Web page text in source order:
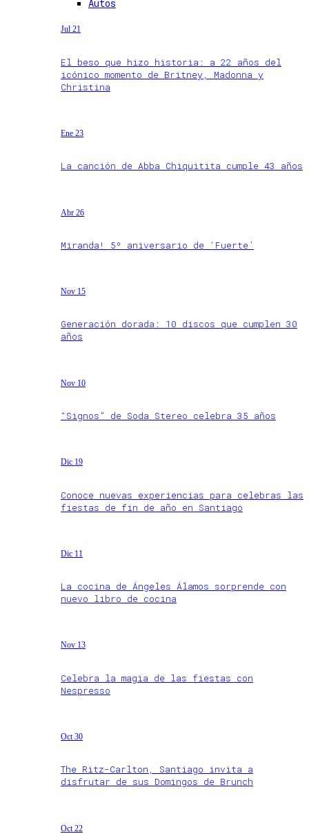
Autos
Jul 21
El beso que hizo historia: a 22 años del
icónico momento de Britney, Madonna y
Christina
Ene 23
La canción de Abba Chiquitita cumple 43 años
Abr 26
Miranda! 5º aniversario de ‘Fuerte’
Nov 15
Generación dorada: 10 discos que cumplen 30
años
Nov 10
“Signos” de Soda Stereo celebra 35 años
Dic 19
Conoce nuevas experiencias para celebras las
fiestas de fin de año en Santiago
Dic 11
La cocina de Ángeles Álamos sorprende con
nuevo libro de cocina
Nov 13
Celebra la magia de las fiestas con
Nespresso
Oct 30
The Ritz-Carlton, Santiago invita a
disfrutar de sus Domingos de Brunch
Oct 22